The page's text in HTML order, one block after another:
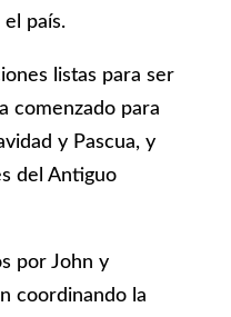
el país.
listas para ser
comenzado para
y Pascua, y
del Antiguo
por John y
coordinando la